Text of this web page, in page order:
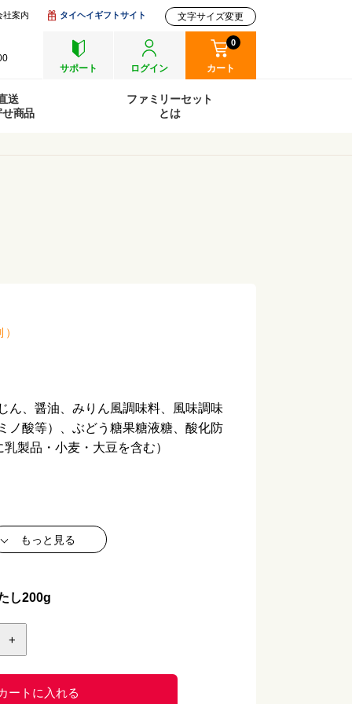
サポート
ログイン カート
0
社案内 タイヘイギフトサイト 文字サイズ変更
送
せ商品
ファミリーセット
とは
）
ん、醤油、みりん風調味料、風味調味
ノ酸等）、ぶどう糖果糖液糖、酸化防
製品・小麦・大豆を含む）
もっと見る
し200g
+
ートに入れる